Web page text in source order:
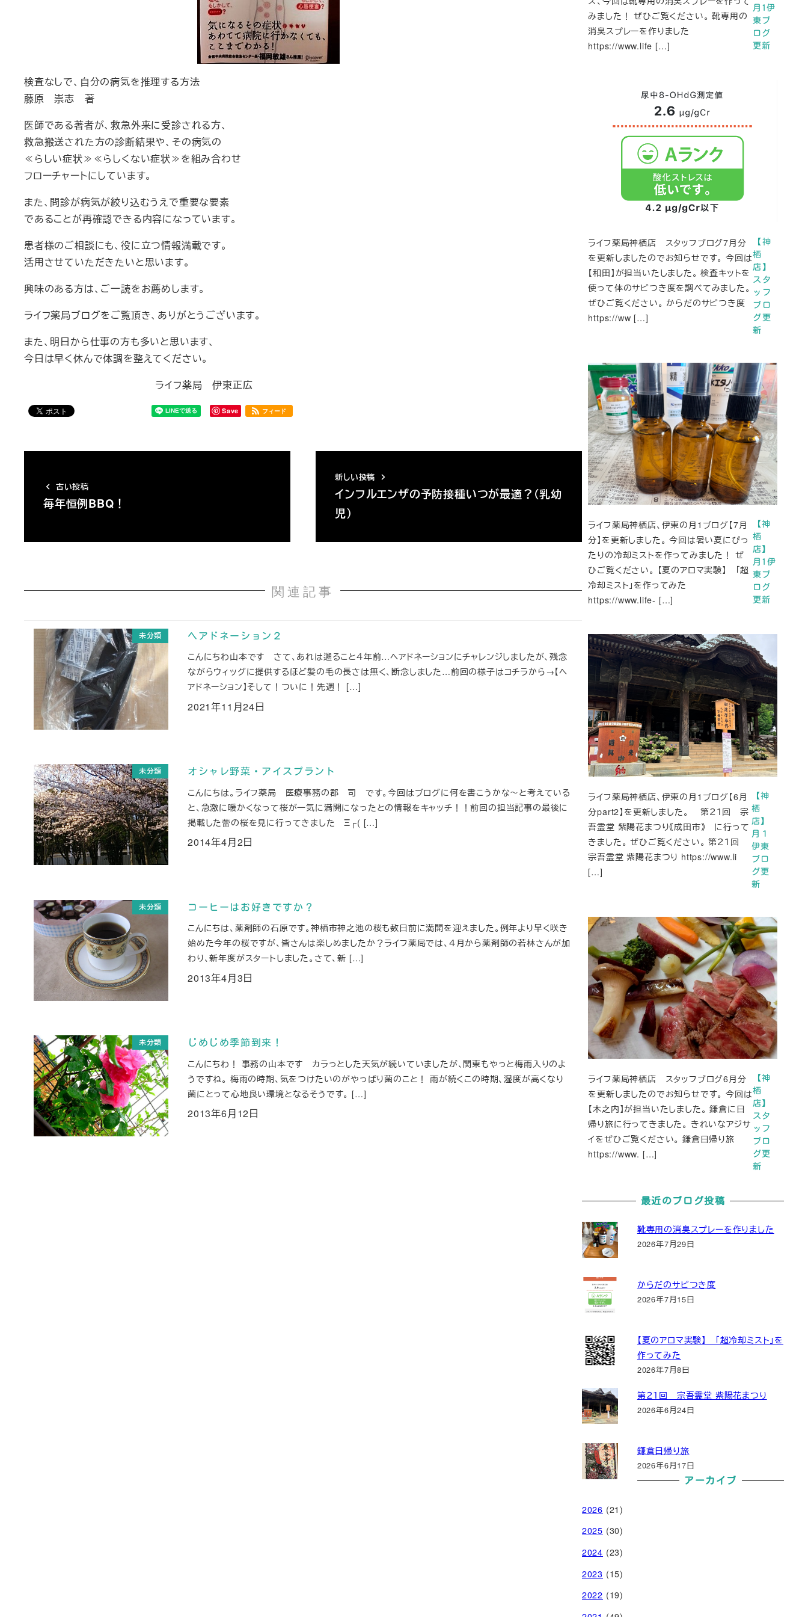
検査なしで、自分の病気を推理する方法
藤原 崇志 著
医師である著者が、救急外来に受診される方、
救急搬送された方の診断結果や、その病気の
≪らしい症状≫≪らしくない症状≫を組み合わせ
フローチャートにしています。
また、問診が病気が絞り込むうえで重要な要素
であることが再確認できる内容になっています。
患者様のご相談にも、役に立つ情報満載です。
活用させていただきたいと思います。
興味のある方は、ご一読をお薦めします。
ライフ薬局ブログをご覧頂き、ありがとうございます。
また、明日から仕事の方も多いと思います、
今日は早く休んで体調を整えてください。
ライフ薬局 伊東正広
Save フィード
古い投稿
毎年恒例BBQ！
新しい投稿
インフルエンザの予防接種いつが最適？（乳幼
児）
関連記事
未分類 ヘアドネーション２
こんにちわ山本です さて、あれは遡ること４年前…ヘアドネーションにチャレンジしましたが、残念
ながらウィッグに提供するほど髪の毛の長さは無く、断念しました…前回の様子はコチラから→【ヘ
アドネーション】そして！ついに！先週！ […]
投稿日
2021年11月24日
未分類 オシャレ野菜・アイスプラント
こんにちは。ライフ薬局 医療事務の郡 司 です。今回はブログに何を書こうかな～と考えている
と、急激に暖かくなって桜が一気に満開になったとの情報をキャッチ！！前回の担当記事の最後に
掲載した蕾の桜を見に行ってきました Ξ┌( […]
投稿日
2014年4月2日
未分類 コーヒーはお好きですか？
こんにちは、薬剤師の石原です。神栖市神之池の桜も数日前に満開を迎えました。例年より早く咲き
始めた今年の桜ですが、皆さんは楽しめましたか？ライフ薬局では、４月から薬剤師の若林さんが加
わり、新年度がスタートしました。さて、新 […]
投稿日
2013年4月3日
未分類 じめじめ季節到来！
こんにちわ！ 事務の山本です カラっとした天気が続いていましたが、関東もやっと梅雨入りのよ
うですね。 梅雨の時期、気をつけたいのがやっぱり菌のこと！ 雨が続くこの時期、湿度が高くなり
菌にとって心地良い環境となるそうです。 […]
投稿日
2013年6月12日
月1伊
東ブ
ログ
更新
みました！ ぜひご覧ください。 靴専用の
消臭スプレーを作りました
https://www.life […]
【神
栖
店】
スタ
ッフ
ブロ
グ更
新
ライフ薬局神栖店 スタッフブログ7月分
を更新しましたのでお知らせです。 今回は
【和田】が担当いたしました。 検査キットを
使って体のサビつき度を調べてみました。
ぜひご覧ください。 からだのサビつき度
https://ww […]
【神
栖
店】
月1伊
東ブ
ログ
更新
ライフ薬局神栖店、伊東の月1ブログ【7月
分】を更新しました。 今回は暑い夏にぴっ
たりの冷却ミストを作ってみました！ ぜ
ひご覧ください。 【夏のアロマ実験】 「超
冷却ミスト」を作ってみた
https://www.life- […]
【神
栖
店】
月１
伊東
ブロ
グ更
新
ライフ薬局神栖店、伊東の月1ブログ【6月
分part2】を更新しました。 第２１回 宗
吾霊堂 紫陽花まつり《成田市》 に行って
きました。 ぜひご覧ください。 第２１回
宗吾霊堂 紫陽花まつり https://www.li
[…]
【神
栖
店】
スタ
ッフ
ブロ
グ更
新
ライフ薬局神栖店 スタッフブログ6月分
を更新しましたのでお知らせです。 今回は
【木之内】が担当いたしました。 鎌倉に日
帰り旅に行ってきました。 きれいなアジサ
イをぜひご覧ください。 鎌倉日帰り旅
https://www. […]
最近のブログ投稿
靴専用の消臭スプレーを作りました
2026年7月29日
からだのサビつき度
2026年7月15日
【夏のアロマ実験】 「超冷却ミスト」を
作ってみた
2026年7月8日
第２１回 宗吾霊堂 紫陽花まつり
2026年6月24日
鎌倉日帰り旅
2026年6月17日
アーカイブ
2026 (21)
2025 (30)
2024 (23)
2023 (15)
2022 (19)